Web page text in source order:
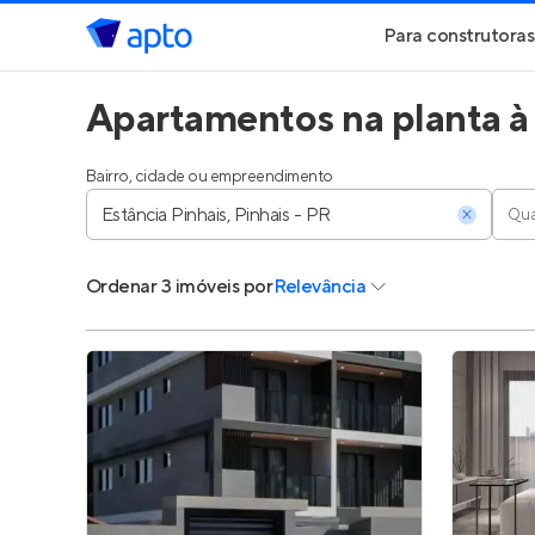
Para construtoras
Geração de
Geração de
Parcerias
Anunciar
Entrar no
Apartamentos na planta
Bairro, cidade ou empreendimento
Ordenar3 imóveis porRelevância